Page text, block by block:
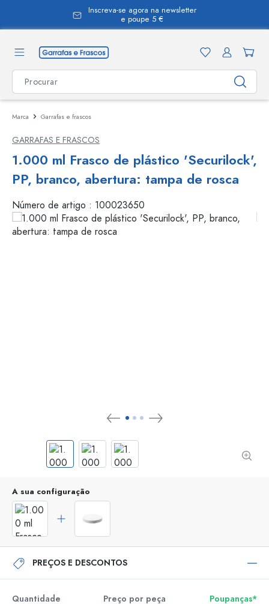
Inscreva-se agora na newsletter
e poupe 5 €
Marca Garrafas e frascos
GARRAFAS E FRASCOS
1.000 ml Frasco de plástico 'Securilock',
PP, branco, abertura: tampa de rosca
Número de artigo : 100023650
A sua configuração
PREÇOS E DESCONTOS
Quantidade Preço por peça
Poupanças*